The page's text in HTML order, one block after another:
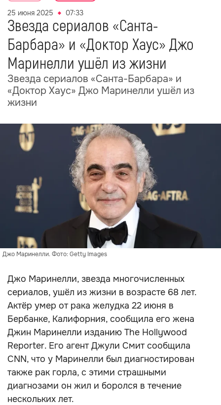
25 июня 2025 07:33
Звезда сериалов «Санта-
Барбара» и «Доктор Хаус» Джо
Маринелли ушёл из жизни
Звезда сериалов «Санта-Барбара» и
«Доктор Хаус» Джо Маринелли ушёл из
жизни
Джо Маринелли. Фото: Getty Images
Джо Маринелли, звезда многочисленных
сериалов, ушёл из жизни в возрасте 68 лет.
Актёр умер от рака желудка 22 июня в
Бербанке, Калифорния, сообщила его жена
Джин Маринелли изданию The Hollywood
Reporter. Его агент Джули Смит сообщила
CNN, что у Маринелли был диагностирован
также рак горла, с этими страшными
диагнозами он жил и боролся в течение
нескольких лет.